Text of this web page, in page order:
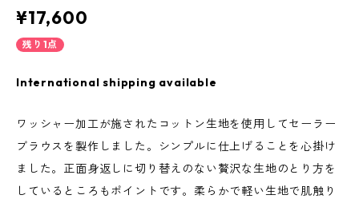
¥17,600
残り1点
International shipping available
ワッシャー加工が施されたコットン生地を使用してセーラー
ブラウスを製作しました。シンプルに仕上げることを心掛け
ました。正面身返しに切り替えのない贅沢な生地のとり方を
しているところもポイントです。柔らかで軽い生地で肌触り